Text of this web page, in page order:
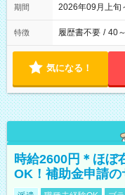
期間 2026年09月上
特徴 履歴書不要 / 40
気になる！
時給2600円＊ほぼ
OK！補助金申請